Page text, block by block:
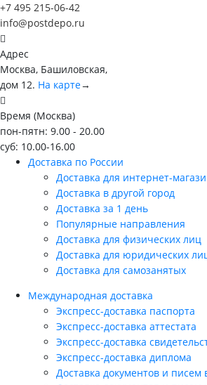
+7 495 215-06-42
info@postdepo.ru
Адрес
Москва, Башиловская,
дом 12. На карте→
Время (Москва)
пон-пятн: 9.00 - 20.00
суб: 10.00-16.00
Доставка по России
Доставка для интернет-
Доставка в другой город
Доставка за 1 день
Популярные направления
Доставка для физических лиц
Доставка для юридических
Доставка для самозанятых
Международная доставка
Экспресс-доставка паспорта
Экспресс-доставка аттестата
Экспресс-доставка
Экспресс-доставка диплома
Доставка документов и писем